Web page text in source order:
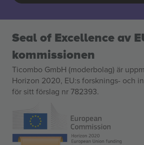
Seal of Excellence av
kommissionen
Ticombo GmbH (moderbolag) är
Horizon 2020, EU:s forsknings- och
för sitt förslag nr 782393.